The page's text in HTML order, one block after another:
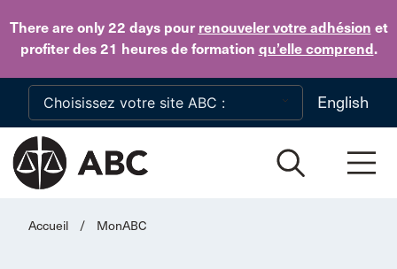
There are only 22 dayspour renouveler votre adhésion et
profiter des 21 heures de formation qu’elle comprend.
Skip to main content
English
Accueil / MonABC